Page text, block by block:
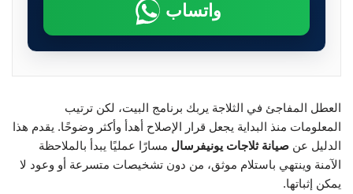
واتساب
العطل المفاجئ في الثلاجة يربك برنامج البيت، لكن ترتيب
المعلومات منذ البداية يجعل قرار الإصلاح أهدأ وأكثر وضوحًا. يقدم هذا
الدليل عن صيانة ثلاجات يونيفرسال مسارًا عمليًا يبدأ بالملاحظة
الآمنة وينتهي باستلام موثق، من دون تشخيصات متسرعة أو وعود لا
يمكن إثباتها.